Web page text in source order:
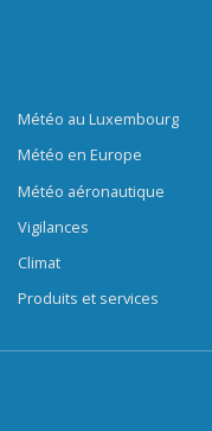
Météo au Luxembourg
Météo en Europe
Météo aéronautique
Vigilances
Climat
Produits et services